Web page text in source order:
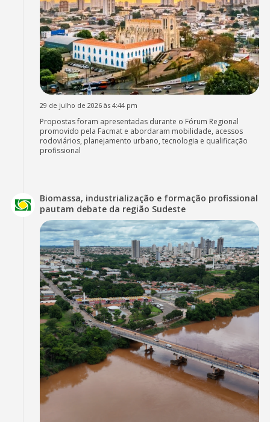
29 de julho de 2026 às 4:44 pm
Propostas foram apresentadas durante o Fórum Regional
promovido pela Facmat e abordaram mobilidade, acessos
rodoviários, planejamento urbano, tecnologia e qualificação
profissional
Biomassa, industrialização e formação profissional
pautam debate da região Sudeste